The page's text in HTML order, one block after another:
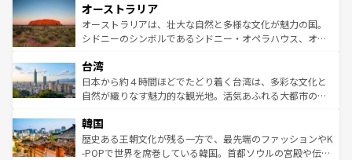
部のニューオーリンズでは、音楽と美食が融合した独特の
文化が魅力。旅行者はアメリカの各地域で異なる魅力を楽
しみながら、その多様性と豊かな歴史を感じることができ
ならではの贅沢な旅のスタイルだ。 なお、新着のアメリカ
情報はコンテンツ一覧を参照してほしい。
ワイ島は見逃せない。また、定番の観光地といえばオアフ
島だが、静かな自然を求めるならマウイ島やカウアイ島が
おすすめ。エメラルドグリーンに輝く海をはじめ、豊かな
れるおもてなしの心で訪れる人々を迎えてくれるハワイの
人々、おいしいローカルフードやハワイアンミュージッ
ク、伝統的なフラダンスなど、すべてがハワイの魅力を彩
ワイを、存分に味わってほしい。 なお、新着のハワイ情報
はコンテンツ一覧を参照してほしい。
オーストラリア
オーストラリアは、壮大な自然と多様な文化が魅力の国。
シドニーのシンボルであるシドニー・オペラハウス、オー
リアリーフや大陸中央部にそびえるウルル（エアーズロッ
ク）、タスマニアの美しい原生林やケアンズの熱帯雨林な
ど、見どころがたくさん。また、カフェやワイン、オージ
いる。アクティビティも充実しており、サーフィンやダイ
ビング、ハイキングなど、アウトドア好きにはたまらな
い。オーストラリアの多彩な魅力を存分に味わいつくそ
台湾
日本から約４時間ほどでたどり着く台湾は、多彩な文化と
自然が織りなす魅力的な観光地。活気あふれる大都市の台
ン）、静ひつな山岳地帯である台湾東部など、都市の喧騒
と山間の静けさが共存しており、訪れる人に新しい発見と
驚きをもたらしてくれる。また、奥深い台湾の食文化も魅
韓国
歴史ある王朝文化が残る一方で、最先端のファッションやK
-POPで世界を席巻している韓国。首都ソウルの宮殿や伝統